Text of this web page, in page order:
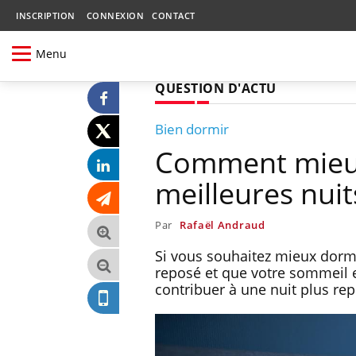
INSCRIPTION CONNEXION CONTACT
Menu
QUESTION D'ACTU
Bien dormir
Comment
meilleures
Par Rafaël Andraud
Si vous souhaitez mieux
reposé et que votre sommeil
contribuer à une nuit plus